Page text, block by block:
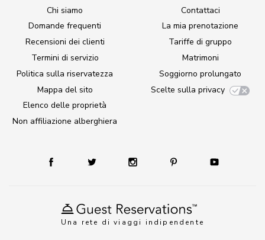
Una rete di viaggi indipendente
Chi siamo
Domande frequenti
Recensioni dei clienti
Termini di servizio
Politica sulla riservatezza
Mappa del sito
Elenco delle proprietà
Non affiliazione alberghiera
Contattaci
La mia prenotazione
Tariffe di gruppo
Matrimoni
Soggiorno prolungato
Scelte sulla privacy